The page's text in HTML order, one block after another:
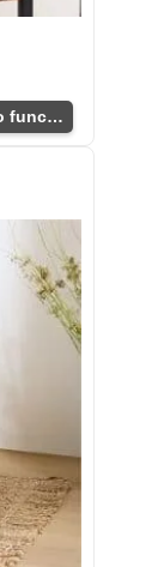
Estantería de bebidas con diseño funcional y práctico